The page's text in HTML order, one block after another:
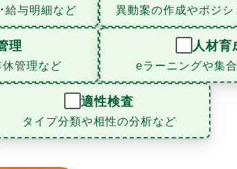
給与明細など 異動案の作成やポジ
理
休管理など
人材育
eラーニングや集
適性検査
タイプ分類や相性の分析など